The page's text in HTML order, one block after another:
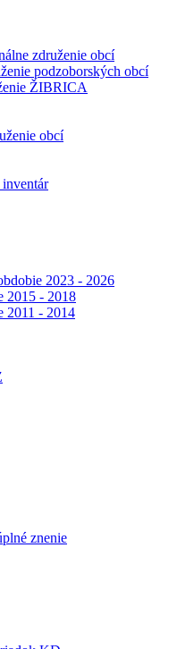
združenie obcí
podzoborských obcí
ŽIBRICA
obcí
2023 - 2026
2015 - 2018
2011 - 2014
znenie